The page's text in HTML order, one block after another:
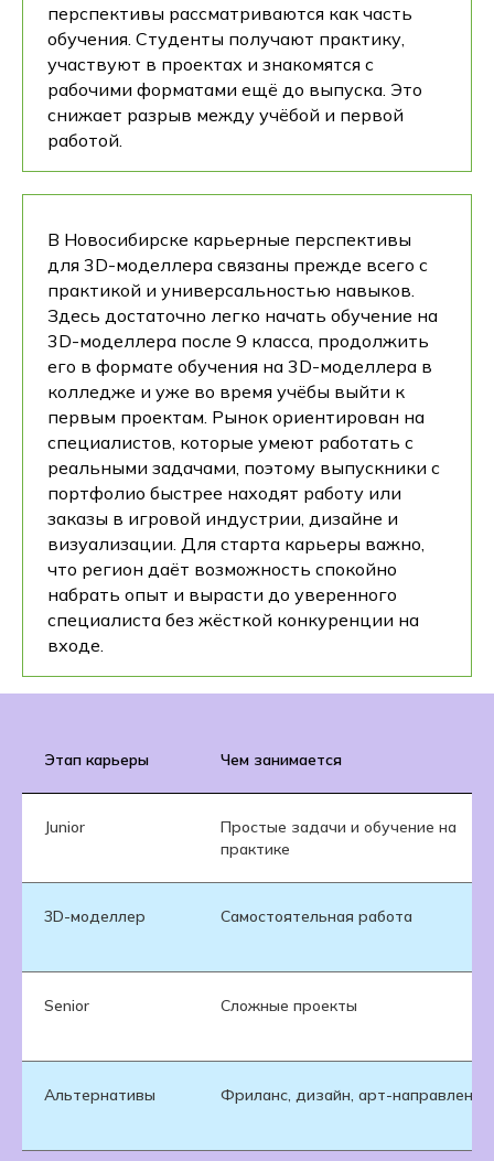
перспективы рассматриваются как часть
обучения. Студенты получают практику,
участвуют в проектах и знакомятся с
рабочими форматами ещё до выпуска. Это
снижает разрыв между учёбой и первой
работой.
В Новосибирске карьерные перспективы
для 3D-моделлера связаны прежде всего с
практикой и универсальностью навыков.
Здесь достаточно легко начать обучение на
3D-моделлера после 9 класса, продолжить
его в формате обучения на 3D-моделлера в
колледже и уже во время учёбы выйти к
первым проектам. Рынок ориентирован на
специалистов, которые умеют работать с
реальными задачами, поэтому выпускники с
портфолио быстрее находят работу или
заказы в игровой индустрии, дизайне и
визуализации. Для старта карьеры важно,
что регион даёт возможность спокойно
набрать опыт и вырасти до уверенного
специалиста без жёсткой конкуренции на
входе.
Этап карьеры Чем занимается
Junior
Простые задачи и обучение на
практике
3D-моделлер Самостоятельная работа
Senior Сложные проекты
Альтернативы Фриланс, дизайн, арт-направления